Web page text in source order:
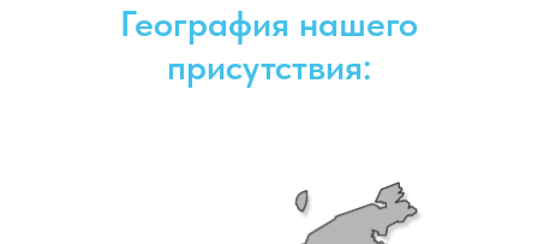
География нашего
присутствия: